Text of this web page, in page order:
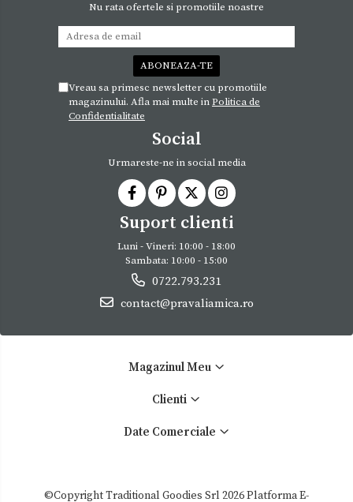
Nu rata ofertele si promotiile noastre
Vreau sa primesc newsletter cu promotiile
magazinului. Afla mai multe inPolitica de
Confidentialitate
Social
Urmareste-ne in social media
Suport clienti
Luni - Vineri: 10:00 - 18:00
Sambata: 10:00 - 15:00
0722.793.231
contact@pravaliamica.ro
Magazinul Meu
Clienti
Date Comerciale
©Copyright Traditional Goodies Srl 2026Platforma E-